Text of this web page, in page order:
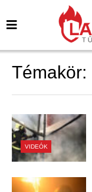
Témakör:
VIDEÓK